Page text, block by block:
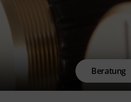
Beratung